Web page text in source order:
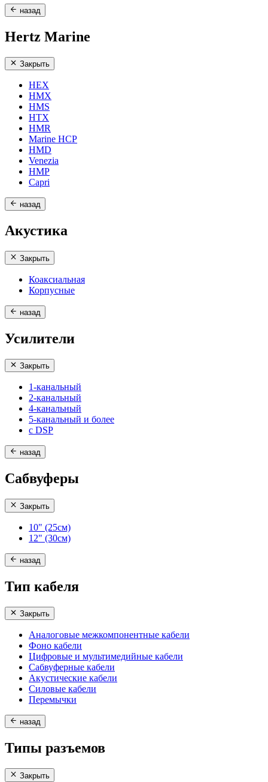
назад
Hertz Marine
Закрыть
HEX
HMX
HMS
HTX
HMR
Marine HCP
HMD
Venezia
HMP
Capri
назад
Акустика
Закрыть
Коаксиальная
Корпусные
назад
Усилители
Закрыть
1-канальный
2-канальный
4-канальный
5-канальный и более
с DSP
назад
Сабвуферы
Закрыть
10" (25см)
12" (30см)
назад
Тип кабеля
Закрыть
Аналоговые межкомпонентные кабели
Фоно кабели
Цифровые и мультимедийные кабели
Сабвуферные кабели
Акустические кабели
Силовые кабели
Перемычки
назад
Типы разъемов
Закрыть